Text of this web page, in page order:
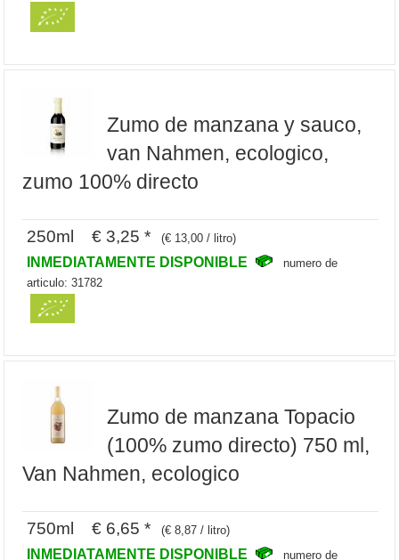
Zumo de manzana y sauco,
van Nahmen, ecologico,
zumo 100% directo
250ml € 3,25 * (€ 13,00 / litro)
INMEDIATAMENTE DISPONIBLE
numero de
articulo: 31782
Zumo de manzana Topacio
(100% zumo directo) 750 ml,
Van Nahmen, ecologico
750ml € 6,65 * (€ 8,87 / litro)
INMEDIATAMENTE DISPONIBLE
numero de